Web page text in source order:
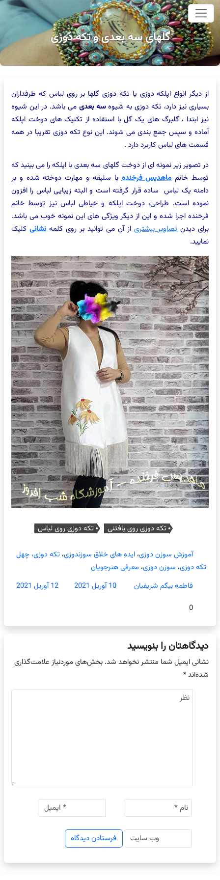
اصلی
گلهای سه بعدی و تکه دوزی
از دیگر انواع اپلکه دوزی یا تکه دوزی گلها بر روی لباس که طرفداران
بسیاری نیز دارد، تکه دوزی به شیوهسه بعدی می باشد. در این شیوه
نیز ابتدا ، گلبرگ های یک گل با استفاده از تکنیک های دوخت اپلکه
آماده و سپس جمع بندی می شوند. این نوع تکه دوزی تقریبا در همه
قسمت های لباس کاربرد دارد .
در تصویر زیر نمونه ای از دوخت گلهای سه بعدی با اپلکه را می بینید که
توسط خانم ماهدیس فرخندهبا سلیقه و مهارت دوخته شده و بر
دامنه یک لباس ساده قرار گرفته است و البته زیبایی لباس را افزون
نموده است. طراحی، دوخت اپلکه و خیاطی لباس نیز توسط خانم
فرخنده اجرا شده و این از دیگر ویژگی های این نمونه خوب می باشد.
برای دیدن تصاویر بیشتری از آن می توانید بر روی کلمه نشانیکلیک
نمایید.
تکه دوزی روی بافتنی تکه دوزی روی لباس
آموزش سوزن دوزی،ایده های خلاق سوزندوزی،تکه دوزی، چهل
تکه دوزی، سوزن دوزی،معرفی هنرجویان
فاطمه بیگم شریفیان
10 آوریل 2021
12 آوریل 2021
0
دیدگاهتان را بنویسید
نشانی ایمیل شما منتشر نخواهد شد. بخش‌های موردنیاز علامت‌گذاری
شده‌اند*